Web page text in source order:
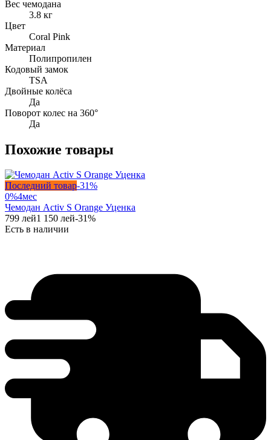
Вес чемодана
3.8 кг
Цвет
Coral Pink
Материал
Полипропилен
Кодовый замок
TSA
Двойные колёса
Да
Поворот колес на 360°
Да
Похожие товары
Последний товар-31%
0%4мес
Чемодан Activ S Orange Уценка
799 лей1 150 лей-31%
Есть в наличии